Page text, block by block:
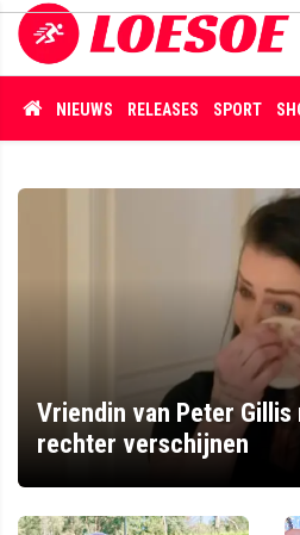
NIEUWS RELEASES SPORT
Vriendin van Peter
rechter verschijnen